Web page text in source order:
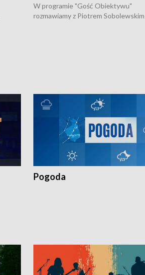
W programie "Gość Obiektywu"
rozmawiamy z Piotrem
Pogoda